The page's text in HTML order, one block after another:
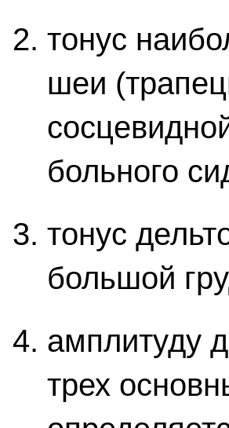
тонус
шеи
больного
тонус
большой
амплитуду
трех